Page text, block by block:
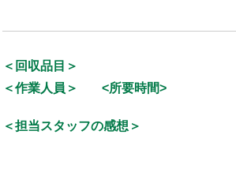
＜回収品目＞
＜作業人員＞
<所要時間>
＜担当スタッフの感想＞